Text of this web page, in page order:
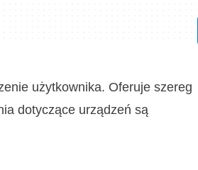
użytkownika. Oferuje szereg
dotyczące urządzeń są